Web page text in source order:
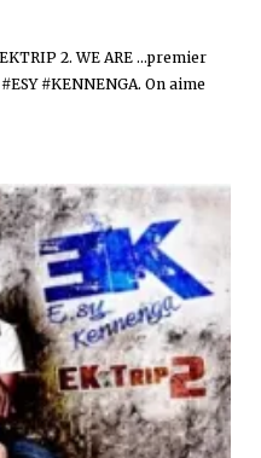
2. WE ARE ...premier
#KENNENGA. On aime